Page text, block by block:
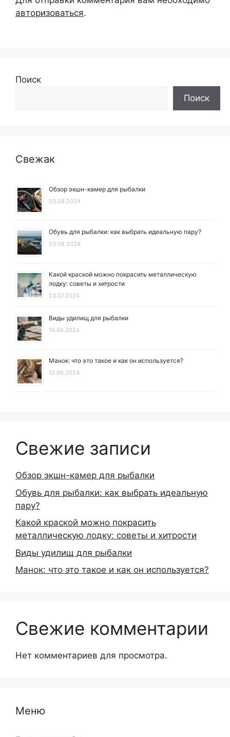
авторизоваться.
Поиск
Поиск
Свежак
Обзор экшн-камер для рыбалки
03.08.2024
Обувь для рыбалки: как выбрать идеальную пару?
03.08.2024
Какой краской можно покрасить металлическую
лодку: советы и хитрости
23.07.2024
Виды удилищ для рыбалки
14.06.2024
Манок: что это такое и как он используется?
12.06.2024
Свежие записи
Обзор экшн-камер для рыбалки
Обувь для рыбалки: как выбрать идеальную
пару?
Какой краской можно покрасить
металлическую лодку: советы и хитрости
Виды удилищ для рыбалки
Манок: что это такое и как он используется?
Свежие комментарии
Нет комментариев для просмотра.
Меню